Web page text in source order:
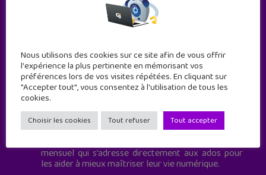
Geek Junior est le premier site de culture numérique
à destination des adolescents.
mensuel qui s’adresse directement aux ados pour
les aider à mieux maîtriser leur vie numérique.
Nous utilisons des cookies sur ce site afin de vous offrir
l'expérience la plus pertinente en mémorisant vos
préférences lors de vos visites répétées. En cliquant sur
"Accepter tout", vous consentez à l'utilisation de tous les
cookies.
Choisir les cookies Tout refuser Tout accepter